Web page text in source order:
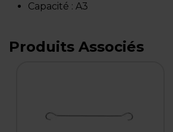
Capacité : A3
Produits Associés